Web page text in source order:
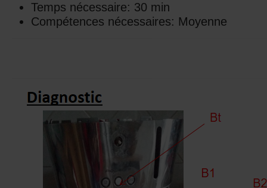
Temps nécessaire: 30 min
Compétences nécessaires: Moyenne